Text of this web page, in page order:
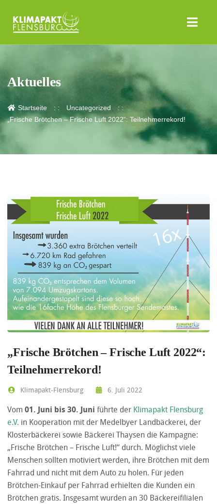
Aktuelles
Startseite
Uncategorized
„Frische Brötchen – Frische Luft 2022“: Teilnehmerrekord!
„Frische Brötchen – Frische Luft 2022“:
Teilnehmerrekord!
Klimapakt-Flensburg 6. Juli 2022
Vom 01. Juni bis 30. Juni führte der Klimapakt Flensburg
e.V. in Kooperation mit der Medelbyer Landbäckerei, der
Klosterbäckerei sowie Bäckerei Thaysen die Kampagne:
„Frische Brötchen – Frische Luft!“ durch. Möglichst viele
Menschen sollten motiviert werden, ihre Brötchen mit dem
Fahrrad und nicht mit dem Auto zu holen. Für jeden
Brötchen-Einkauf per Fahrrad erhielten die Kunden ein
Brötchen gratis. Insgesamt wurden an 30 Bäckereifilialen